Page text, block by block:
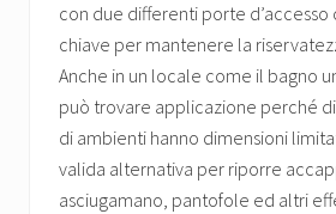
con due differenti porte d’accesso
chiave per mantenere la
Anche in un locale come il bagno
può trovare applicazione perché
di ambienti hanno dimensioni
valida alternativa per riporre
asciugamano, pantofole ed altri